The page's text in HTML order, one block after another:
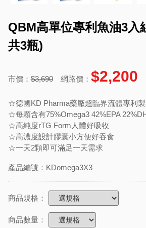
QBM高單位專利魚油3入
共3瓶)
市價：$3,690 網路價： $2,200
☆德國KD Pharma藥廠超臨界流體專利
☆每顆含有75%Omega3 42%EPA
☆高純度rTG Form人體好吸收
☆高濃度設計膠囊小方便好吞食
☆一天2顆即可滿足一天需求
產品編號：KDomega3X3
商品規格：
商品數量：